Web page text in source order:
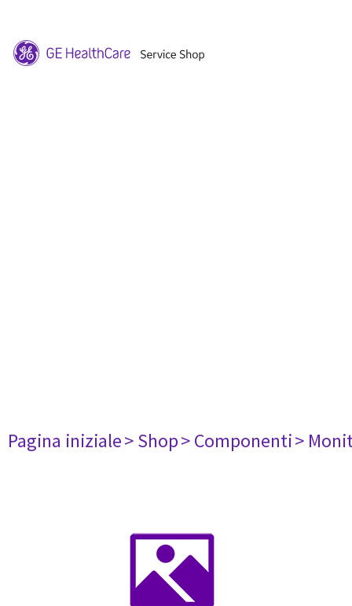
Pagina iniziale> Shop> Componenti>